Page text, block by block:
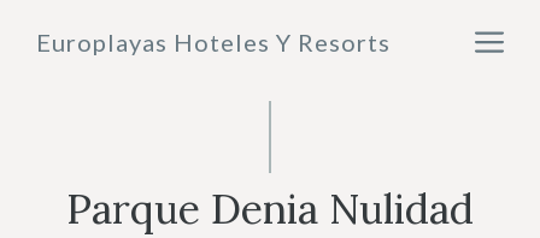
Europlayas Hoteles Y Resorts
Parque Denia Nulidad